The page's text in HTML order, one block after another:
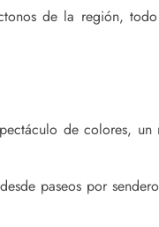
de la región, todo
de colores, un
paseos por